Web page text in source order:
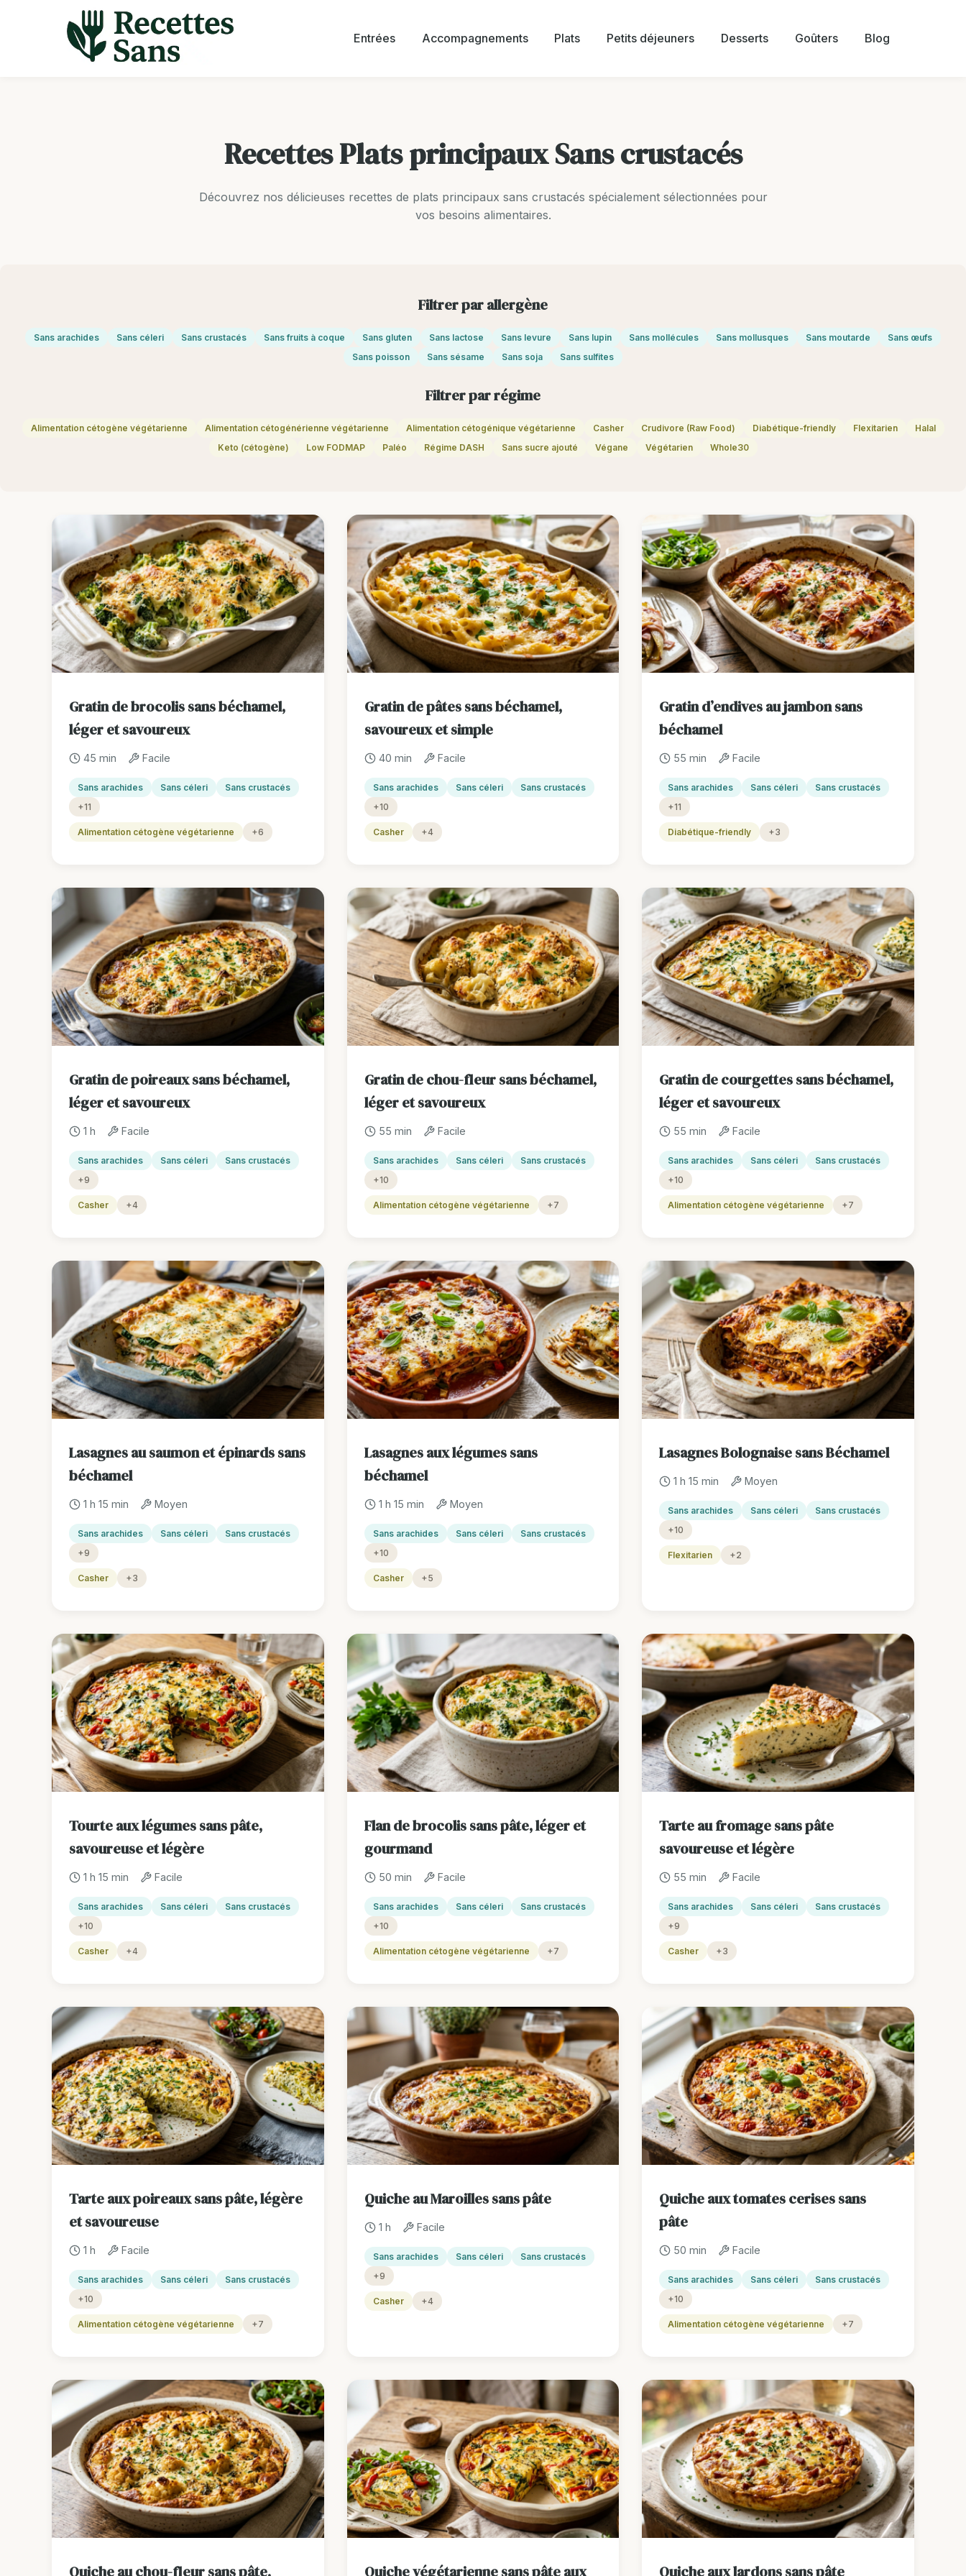
Entrées Accompagnements Plats Petits déjeuners Desserts Goûters Blog
Recettes Plats principaux Sans crustacés
Découvrez nos délicieuses recettes de plats principaux sans crustacés spécialement sélectionnées pour
vos besoins alimentaires.
Filtrer par allergène
Sans arachides Sans céleri Sans crustacés Sans fruits à coque Sans gluten Sans lactose Sans levure Sans lupin Sans mollécules Sans mollusques Sans moutarde
Sans œufs
Sans poisson
Sans sésame Sans soja Sans sulfites
Filtrer par régime
Alimentation cétogène végétarienne Alimentation cétogénérienne végétarienne Alimentation cétogénique végétarienne Casher Crudivore (Raw Food) Diabétique-friendly Flexitarien
Halal
Keto (cétogène)
Low FODMAP Paléo Régime DASH Sans sucre ajouté Végane Végétarien Whole30
Gratin de brocolis sans béchamel,
léger et savoureux
45 min Facile
Sans arachides Sans céleri
Sans crustacés
+11
Alimentation cétogène végétarienne +6
Gratin de pâtes sans béchamel,
savoureux et simple
40 min Facile
Sans arachides Sans céleri
Sans crustacés
+10
Casher +4
Gratin d’endives au jambon sans
béchamel
55 min Facile
Sans arachides Sans céleri
Sans crustacés
+11
Diabétique-friendly +3
Gratin de poireaux sans béchamel,
léger et savoureux
1 h Facile
Sans arachides Sans céleri
Sans crustacés
+9
Casher +4
Gratin de chou-fleur sans béchamel,
léger et savoureux
55 min Facile
Sans arachides Sans céleri
Sans crustacés
+10
Alimentation cétogène végétarienne +7
Gratin de courgettes sans béchamel,
léger et savoureux
55 min Facile
Sans arachides Sans céleri
Sans crustacés
+10
Alimentation cétogène végétarienne +7
Lasagnes au saumon et épinards sans
béchamel
1 h 15 min Moyen
Sans arachides Sans céleri
Sans crustacés
+9
Casher +3
Lasagnes aux légumes sans
béchamel
1 h 15 min Moyen
Sans arachides Sans céleri
Sans crustacés
+10
Casher +5
Lasagnes Bolognaise sans Béchamel
1 h 15 min Moyen
Sans arachides Sans céleri
Sans crustacés
+10
Flexitarien +2
Tourte aux légumes sans pâte,
savoureuse et légère
1 h 15 min Facile
Sans arachides Sans céleri
Sans crustacés
+10
Casher +4
Flan de brocolis sans pâte, léger et
gourmand
50 min Facile
Sans arachides Sans céleri
Sans crustacés
+10
Alimentation cétogène végétarienne +7
Tarte au fromage sans pâte
savoureuse et légère
55 min Facile
Sans arachides Sans céleri
Sans crustacés
+9
Casher +3
Tarte aux poireaux sans pâte, légère
et savoureuse
1 h Facile
Sans arachides Sans céleri
Sans crustacés
+10
Alimentation cétogène végétarienne +7
Quiche au Maroilles sans pâte
1 h Facile
Sans arachides Sans céleri
Sans crustacés
+9
Casher +4
Quiche aux tomates cerises sans
pâte
50 min Facile
Sans arachides Sans céleri
Sans crustacés
+10
Alimentation cétogène végétarienne +7
Quiche au chou-fleur sans pâte, Quiche végétarienne sans pâte aux Quiche aux lardons sans pâte